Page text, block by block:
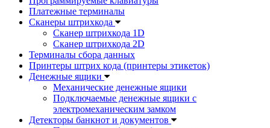
Платежные терминалы
Сканеры штрихкода
Сканер штрихкода 1D
Сканер штрихкода 2D
Терминалы сбора данных
Принтеры штрих кода (принтеры этикеток)
Денежные ящики
Механические денежные ящики
Подключаемые денежные ящики с
электромеханическим замком
Детекторы банкнот и документов